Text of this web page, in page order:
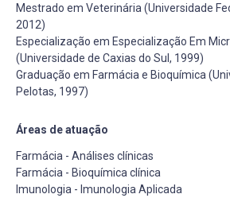
Mestrado em Veterinária (Universidade
2012)
Especialização em Especialização Em
(Universidade de Caxias do Sul, 1999)
Graduação em Farmácia e Bioquímica
Pelotas, 1997)
Áreas de atuação
Farmácia - Análises clínicas
Farmácia - Bioquímica clínica
Imunologia - Imunologia Aplicada